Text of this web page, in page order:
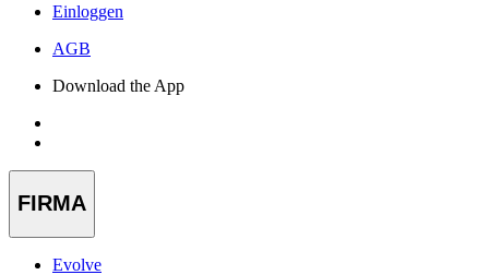
Einloggen
AGB
Download the App
FIRMA
Evolve